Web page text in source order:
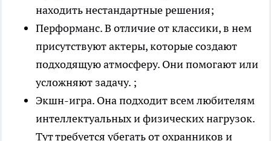
находить нестандартные решения;
Перформанс. В отличие от классики, в нем
присутствуют актеры, которые создают
подходящую атмосферу. Они помогают или
усложняют задачу. ;
Экшн-игра. Она подходит всем любителям
интеллектуальных и физических нагрузок.
Тут требуется убегать от охранников и